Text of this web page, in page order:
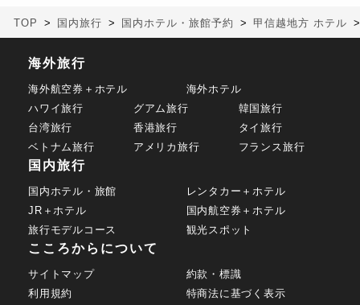
TOP 国内旅行 国内ホテル・旅館予約 甲信越地方 ホテル
海外旅行
海外航空券＋ホテル
海外ホテル
ハワイ旅行
グアム旅行
韓国旅行
台湾旅行
香港旅行
タイ旅行
ベトナム旅行
アメリカ旅行 フランス旅行
国内旅行
国内ホテル・旅館
レンタカー＋ホテル
JR＋ホテル
国内航空券＋ホテル
旅行モデルコース
観光スポット
こころからについて
サイトマップ
約款・標識
利用規約
特商法に基づく表示